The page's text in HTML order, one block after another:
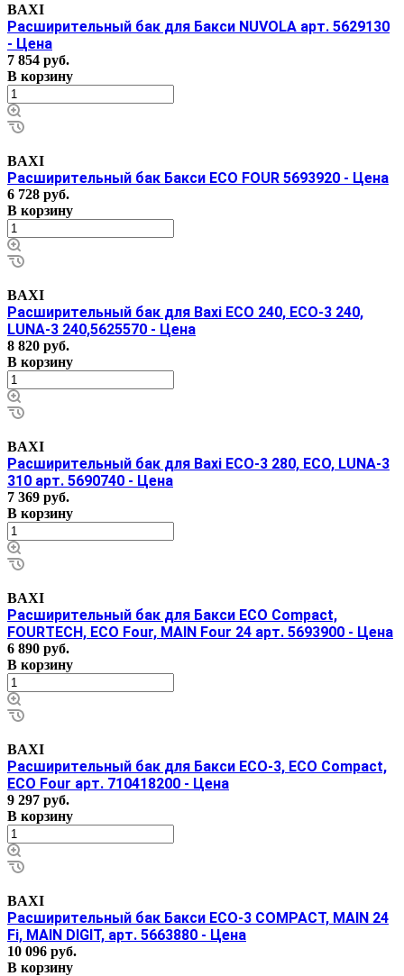
BAXI
Расширительный бак для Бакси NUVOLA арт. 5629130
- Цена
7 854 руб.
В корзину
BAXI
Расширительный бак Бакси ECO FOUR 5693920 - Цена
6 728 руб.
В корзину
BAXI
Расширительный бак для Baxi ECO 240, ECO-3 240,
LUNA-3 240,5625570 - Цена
8 820 руб.
В корзину
BAXI
Расширительный бак для Baxi ECO-3 280, ECO, LUNA-3
310 арт. 5690740 - Цена
7 369 руб.
В корзину
BAXI
Расширительный бак для Бакси ECO Compact,
FOURTECH, ECO Four, MAIN Four 24 арт. 5693900 - Цена
6 890 руб.
В корзину
BAXI
Расширительный бак для Бакси ECO-3, ECO Compact,
ECO Four арт. 710418200 - Цена
9 297 руб.
В корзину
BAXI
Расширительный бак Бакси ECO-3 COMPACT, MAIN 24
Fi, MAIN DIGIT, арт. 5663880 - Цена
10 096 руб.
В корзину